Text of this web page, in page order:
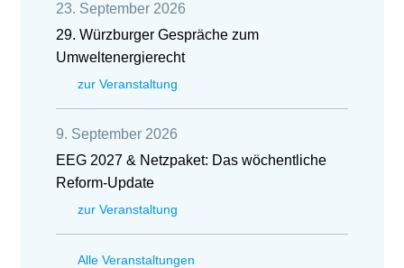
23. September 2026
29. Würzburger Gespräche zum
Umweltenergierecht
zur Veranstaltung
9. September 2026
EEG 2027 & Netzpaket: Das wöchentliche
Reform-Update
zur Veranstaltung
Alle Veranstaltungen